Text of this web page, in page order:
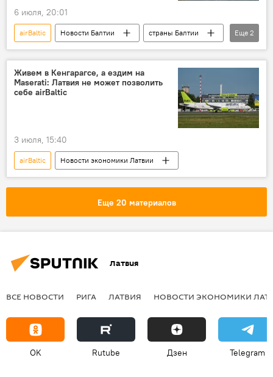
6 июля, 20:01
airBaltic Новости Балтии
страны Балтии
Литва
дети
Еще 2
Живем в Кенгарагсе, а ездим на
Maserati: Латвия не может позволить
себе airBaltic
3 июля, 15:40
airBaltic Новости экономики Латвии
Еще 20 материалов
Латвия
ВСЕ НОВОСТИ РИГА ЛАТВИЯ НОВОСТИ ЭКОНОМИКИ
OK Rutube Дзен Telegram